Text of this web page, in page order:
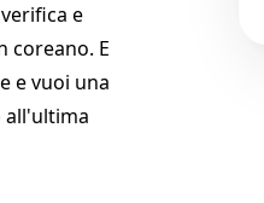
e
coreano. E
e vuoi una
all'ultima